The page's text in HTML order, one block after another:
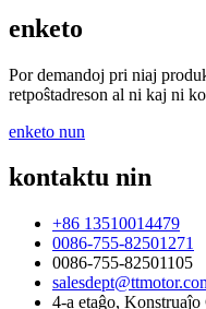
enketo
Por demandoj pri niaj
retpoŝtadreson al ni kaj ni
enketo nun
kontaktu nin
+86 13510014479
0086-755-82501271
0086-755-82501105
4-a etaĝo,